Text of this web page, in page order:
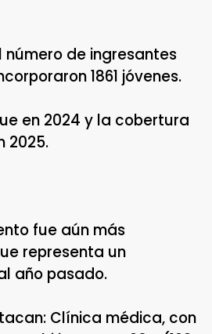
número de ingresantes
1861 jóvenes.
en 2024 y la cobertura
2025.
fue aún más
representa un
año pasado.
Clínica médica, con